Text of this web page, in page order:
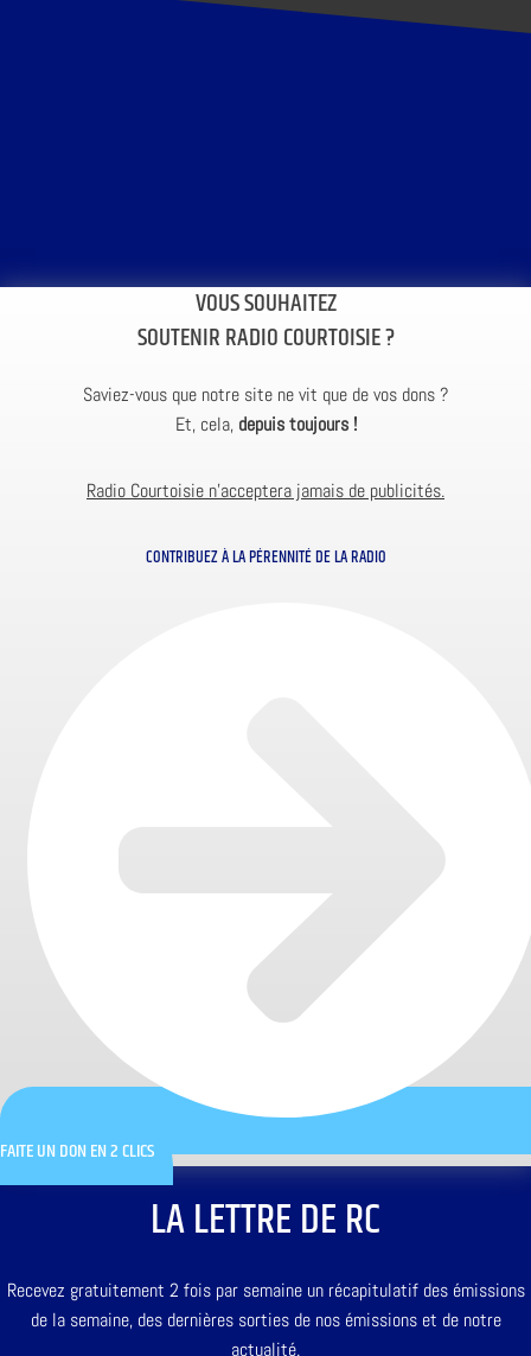
VOUS SOUHAITEZ
SOUTENIR RADIO COURTOISIE ?
Saviez-vous que notre site ne vit que de vos dons ?
Et, cela, depuis toujours !
Radio Courtoisie n’acceptera jamais de publicités.
CONTRIBUEZ À LA PÉRENNITÉ DE LA RADIO
FAITE UN DON EN 2 CLICS
LA LETTRE DE RC
Recevez gratuitement 2 fois par semaine un récapitulatif des émissions
de la semaine, des dernières sorties de nos émissions et de notre
actualité.